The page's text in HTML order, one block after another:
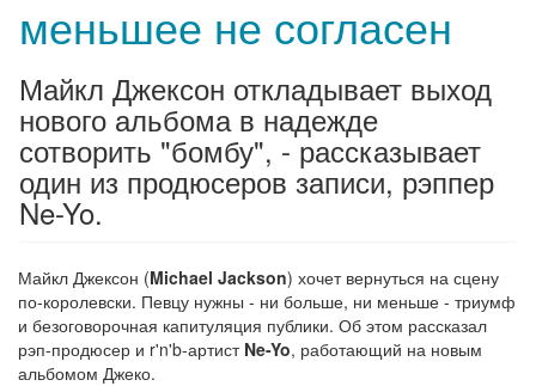
меньшее не согласен
Майкл Джексон откладывает выход
нового альбома в надежде
сотворить "бомбу", - рассказывает
один из продюсеров записи, рэппер
Ne-Yo.
Майкл Джексон (Michael Jackson) хочет вернуться на сцену
по-королевски. Певцу нужны - ни больше, ни меньше - триумф
и безоговорочная капитуляция публики. Об этом рассказал
рэп-продюсер и r'n'b-артист Ne-Yo, работающий на новым
альбомом Джеко.